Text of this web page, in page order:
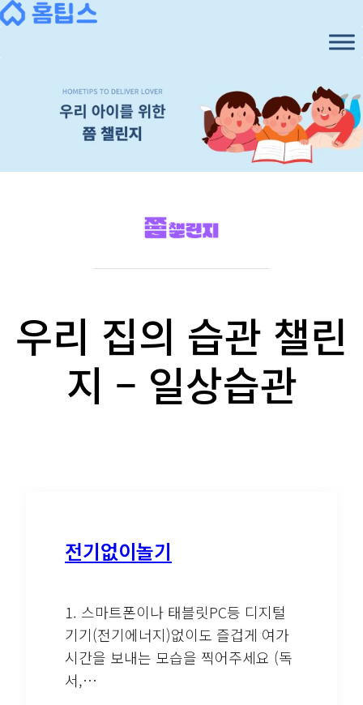
우리 집의 습관 챌린
지 – 일상습관
전기없이놀기
1. 스마트폰이나 태블릿PC등 디지털
기기(전기에너지)없이도 즐겁게 여가
시간을 보내는 모습을 찍어주세요 (독
서,…